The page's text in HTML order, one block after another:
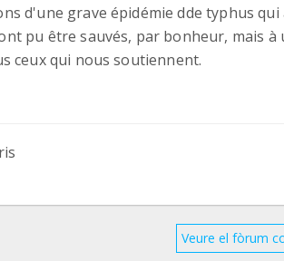
d'une grave épidémie dde typhus
pu être sauvés, par bonheur, mais à
ceux qui nous soutiennent.
Veure el fòrum